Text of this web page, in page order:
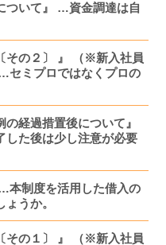
ついて』 …資金調達は自
その２〕 』 （※新入社員
セミプロではなくプロの
の経過措置後について』
た後は少し注意が必要
本制度を活用した借入の
うか。
その１〕 』 （※新入社員